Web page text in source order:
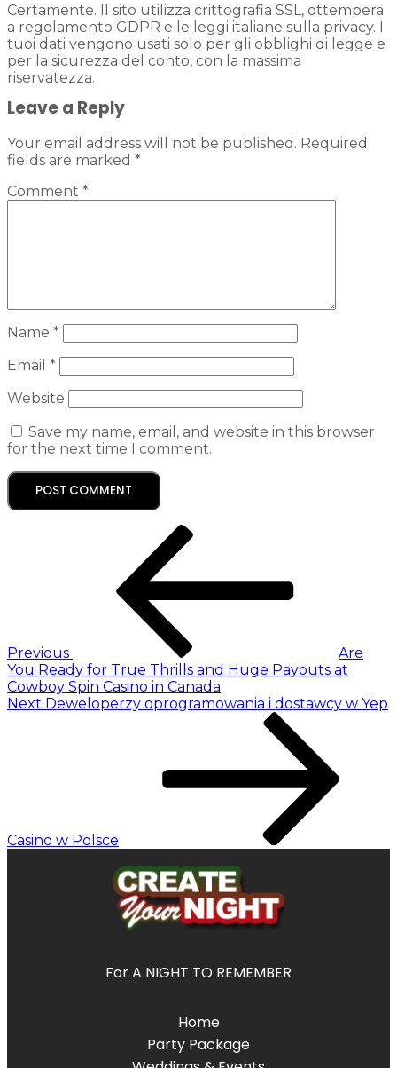
Certamente. Il sito utilizza crittografia SSL, ottempera
a regolamento GDPR e le leggi italiane sulla privacy. I
tuoi dati vengono usati solo per gli obblighi di legge e
per la sicurezza del conto, con la massima
riservatezza.
Leave a Reply
Your email address will not be published. Required
fields are marked *
Comment *
Name *
Email *
Website
Save my name, email, and website in this browser
for the next time I comment.
Previous
Are
You Ready for True Thrills and Huge Payouts at
Cowboy Spin Casino in Canada
Next Deweloperzy oprogramowania i dostawcy w Yep
Casino w Polsce
For A NIGHT TO REMEMBER
Home
Party Package